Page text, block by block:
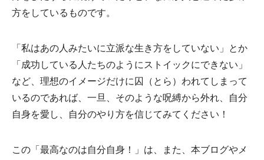
方をしているものです。
「私はあの人みたいに立派な生き方をしていない」とか
「成功している人たちのようにストイックにできない」
など、理想のイメージだけに囚（とら）われてしまって
いるのであれば、一旦、そのような呪縛から外れ、自分
自身を愛し、自分のやり方を信じてみてください！
この「最高なのは自分自身！」は、また、本ブログやメ